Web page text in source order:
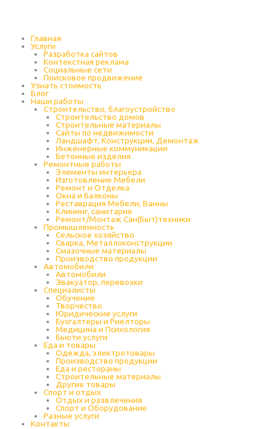
Главная
Услуги
Разработка сайтов
Контекстная реклама
Социальные сети
Поисковое продвижение
Узнать стоимость
Блог
Наши работы
Строительство, благоустройство
Строительство домов
Строительные материалы
Сайты по недвижимости
Ландшафт, Конструкции, Демонтаж
Инженерные коммуникации
Бетонные изделия
Ремонтные работы
Элементы интерьера
Изготовление Мебели
Ремонт и Отделка
Окна и Балконы
Реставрация Мебели, Ванны
Клининг, санитария
Ремонт/Монтаж Сан(Быт)техники
Промышленность
Cельское хозяйство
Сварка, Металлоконструкции
Cмазочные материалы
Производство продукции
Автомобили
Автомобили
Эвакуатор, перевозки
Специалисты
Обучение
Творчество
Юридические услуги
Бухгалтеры и Риелторы
Медицина и Психология
Бьюти услуги
Еда и товары
Одежда, электротовары
Производство продукции
Еда и рестораны
Строительные материалы
Другие товары
Спорт и отдых
Отдых и развлечения
Спорт и Оборудование
Разные услуги
Контакты